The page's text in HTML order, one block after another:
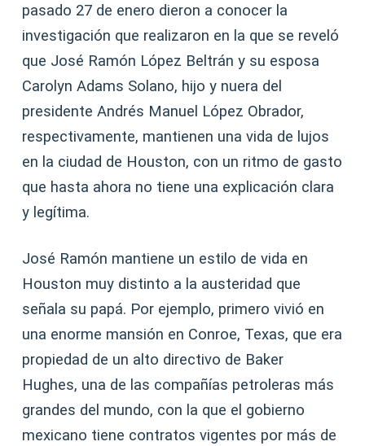
pasado 27 de enero dieron a conocer la
investigación que realizaron en la que se reveló
que José Ramón López Beltrán y su esposa
Carolyn Adams Solano, hijo y nuera del
presidente Andrés Manuel López Obrador,
respectivamente, mantienen una vida de lujos
en la ciudad de Houston, con un ritmo de gasto
que hasta ahora no tiene una explicación clara
y legítima.
José Ramón mantiene un estilo de vida en
Houston muy distinto a la austeridad que
señala su papá. Por ejemplo, primero vivió en
una enorme mansión en Conroe, Texas, que era
propiedad de un alto directivo de Baker
Hughes, una de las compañías petroleras más
grandes del mundo, con la que el gobierno
mexicano tiene contratos vigentes por más de